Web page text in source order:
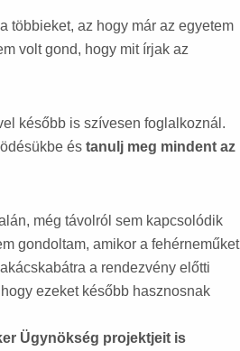
többieket, az hogy már az egyetem
volt gond, hogy mit írjak az
később is szívesen foglalkoznál.
és tanulj meg mindent az
még távolról sem kapcsolódik
gondoltam, amikor a fehérneműket
a rendezvény előtti
ezeket később hasznosnak
Ügynökség projektjeit is